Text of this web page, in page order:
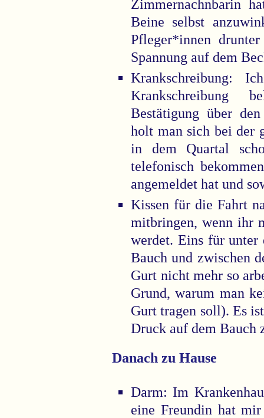
Zimmernachnbarin
Beine selbst
Pfleger*innen
Spannung auf dem
Krankschreibung:
Krankschreibung
Bestätigung über
holt man sich bei der
in dem Quartal
telefonisch
angemeldet hat und
Kissen für die Fahrt
mitbringen, wenn ihr
werdet. Eins für unter
Bauch und zwischen
Gurt nicht mehr so
Grund, warum man
Gurt tragen soll). Es
Druck auf dem Bauch
Danach zu Hause
Darm: Im
eine Freundin hat